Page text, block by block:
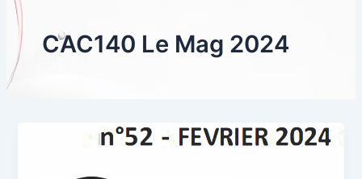
CAC140 Le Mag 2024